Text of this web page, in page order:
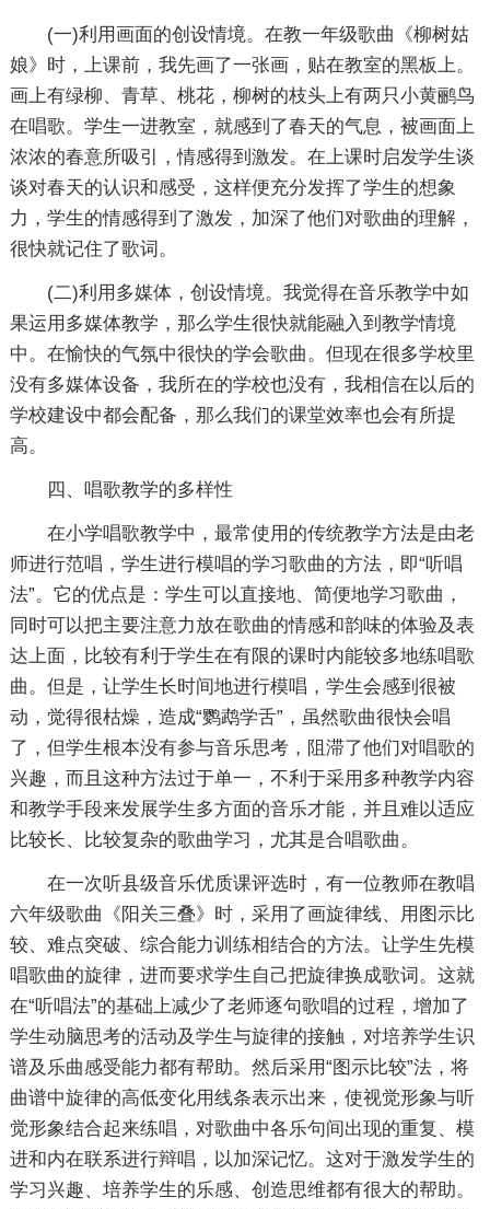
(一)利用画面的创设情境。在教一年级歌曲《柳树姑
娘》时，上课前，我先画了一张画，贴在教室的黑板上。
画上有绿柳、青草、桃花，柳树的枝头上有两只小黄鹂鸟
在唱歌。学生一进教室，就感到了春天的气息，被画面上
浓浓的春意所吸引，情感得到激发。在上课时启发学生谈
谈对春天的认识和感受，这样便充分发挥了学生的想象
力，学生的情感得到了激发，加深了他们对歌曲的理解，
很快就记住了歌词。
(二)利用多媒体，创设情境。我觉得在音乐教学中如
果运用多媒体教学，那么学生很快就能融入到教学情境
中。在愉快的气氛中很快的学会歌曲。但现在很多学校里
没有多媒体设备，我所在的学校也没有，我相信在以后的
学校建设中都会配备，那么我们的课堂效率也会有所提
高。
四、唱歌教学的多样性
在小学唱歌教学中，最常使用的传统教学方法是由老
师进行范唱，学生进行模唱的学习歌曲的方法，即“听唱
法”。它的优点是：学生可以直接地、简便地学习歌曲，
同时可以把主要注意力放在歌曲的情感和韵味的体验及表
达上面，比较有利于学生在有限的课时内能较多地练唱歌
曲。但是，让学生长时间地进行模唱，学生会感到很被
动，觉得很枯燥，造成“鹦鹉学舌”，虽然歌曲很快会唱
了，但学生根本没有参与音乐思考，阻滞了他们对唱歌的
兴趣，而且这种方法过于单一，不利于采用多种教学内容
和教学手段来发展学生多方面的音乐才能，并且难以适应
比较长、比较复杂的歌曲学习，尤其是合唱歌曲。
在一次听县级音乐优质课评选时，有一位教师在教唱
六年级歌曲《阳关三叠》时，采用了画旋律线、用图示比
较、难点突破、综合能力训练相结合的方法。让学生先模
唱歌曲的旋律，进而要求学生自己把旋律换成歌词。这就
在“听唱法”的基础上减少了老师逐句歌唱的过程，增加了
学生动脑思考的活动及学生与旋律的接触，对培养学生识
谱及乐曲感受能力都有帮助。然后采用“图示比较”法，将
曲谱中旋律的高低变化用线条表示出来，使视觉形象与听
觉形象结合起来练唱，对歌曲中各乐句间出现的重复、模
进和内在联系进行辩唱，以加深记忆。这对于激发学生的
学习兴趣、培养学生的乐感、创造思维都有很大的帮助。